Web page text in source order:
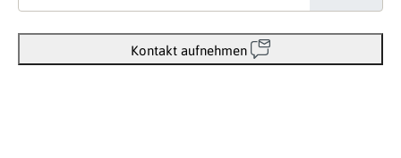
Kontakt aufnehmen